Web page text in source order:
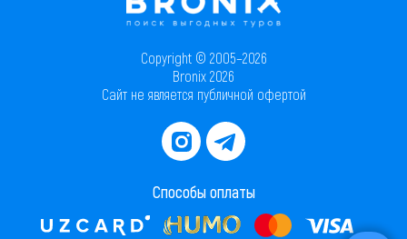
Copyright © 2005–2026
Bronix 2026
Сайт не является публичной офертой
Способы оплаты